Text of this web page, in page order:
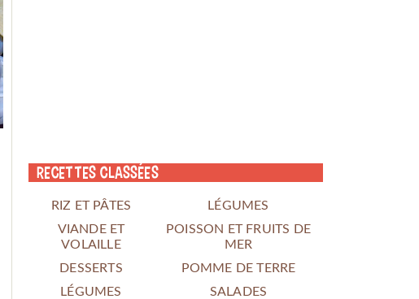
Recettes classées
RIZ ET PÂTES
LÉGUMES
VIANDE ET
VOLAILLE
POISSON ET FRUITS DE
MER
DESSERTS
POMME DE TERRE
LÉGUMES
SALADES